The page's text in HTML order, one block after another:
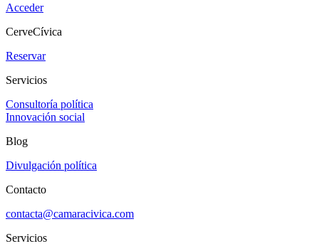
Acceder
CerveCívica
Reservar
Servicios
Consultoría política
Innovación social
Blog
Divulgación política
Contacto
contacta@camaracivica.com
Servicios